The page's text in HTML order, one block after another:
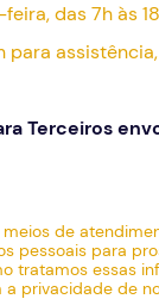
das 7h às
para
Terceiros
de
pessoais para
tratamos essas
privacidade de